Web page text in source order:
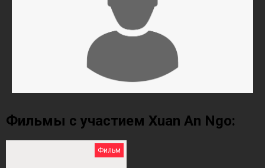
Фильмы с участием Xuan An Ngo:
Фильм